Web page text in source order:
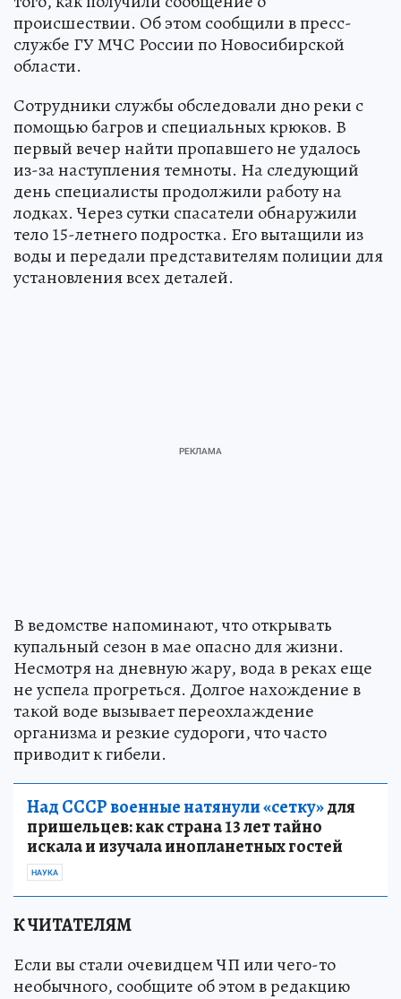
происшествии. Об этом сообщили в пресс-
службе ГУ МЧС России по Новосибирской
области.
Сотрудники службы обследовали дно реки с
помощью багров и специальных крюков. В
первый вечер найти пропавшего не удалось
из-за наступления темноты. На следующий
день специалисты продолжили работу на
лодках. Через сутки спасатели обнаружили
тело 15-летнего подростка. Его вытащили из
воды и передали представителям полиции для
установления всех деталей.
В ведомстве напоминают, что открывать
купальный сезон в мае опасно для жизни.
Несмотря на дневную жару, вода в реках еще
не успела прогреться. Долгое нахождение в
такой воде вызывает переохлаждение
организма и резкие судороги, что часто
приводит к гибели.
Над СССР военные натянули «сетку»для
пришельцев: как страна 13 лет тайно
искала и изучала инопланетных гостей
НАУКА
К ЧИТАТЕЛЯМ
Если вы стали очевидцем ЧП или чего-то
необычного, сообщите об этом в редакцию